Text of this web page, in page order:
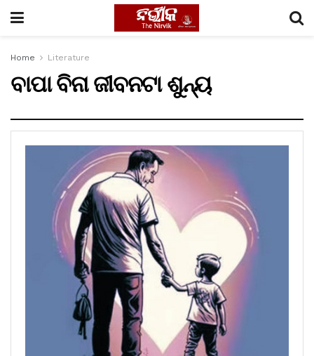
Home Literature
ବାପା ବିନା ଜୀବନଟା ଶୁନ୍ୟ